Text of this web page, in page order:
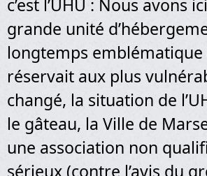
c’est l’UHU : Nous avons
grande unité
longtemps emblématique
réservait aux plus
changé, la situation de
le gâteau, la Ville de
une association non
sérieux (contre l’avis du